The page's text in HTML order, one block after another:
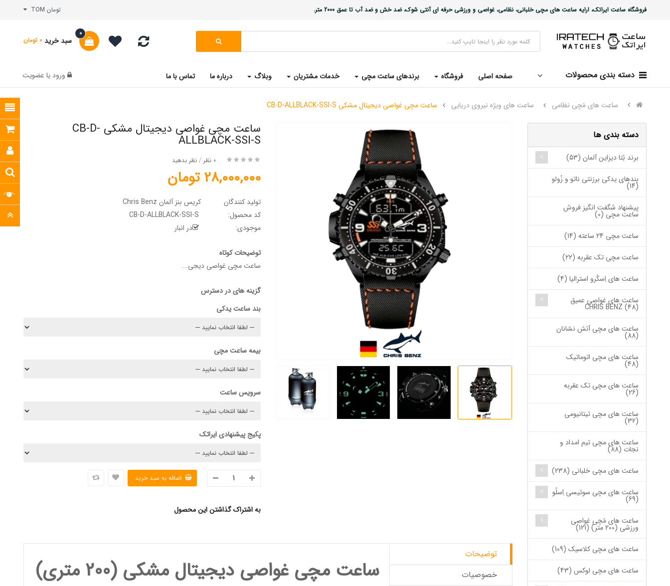
فروشگاه ساعت ایراتک، ارایه ساعت های مچی خلبانی، نظامی، غواصی و ورزشی حرفه ای آنتی شوک، ضد خش و ضد آب تا عمق 2000 متر. تومان TOM
سبد خرید
0
0 تومان
دسته بندی محصولات صفحه اصلی فروشگاه برندهای ساعت مچی خدمات مشتریان وبلاگ درباره ما تماس با ما ورود یا عضویت
ساعت های مُچی نظامی ساعت های ویژه نیروی دریایی ساعت مچی غواصی دیجیتال مشکی CB-D-ALLBLACK-SSI-S
دسته بندی ها
برند بُتا دیزاین آلمان (53)
بندهای یدکی برزنتی ناتو و زُولو
(14)
پیشنهاد شگفت انگیز فروش
ساعت مچی (0)
ساعت مچی 24 ساعته (14)
ساعت مچی تک عقربه (22)
ساعت های اِسکُرو استرالیا (4)
ساعت های غواصی عمیق
CHRIS BENZ (48)
ساعت های مچی آتش نشانان
(88)
ساعت های مچی اتوماتیک
(48)
ساعت های مچی تک عقربه
(26)
ساعت های مچی تیتانیومی
(32)
ساعت های مچی تیم امداد و
نجات (88)
ساعت های مچی خلبانی (238)
ساعت های مچی سوئیسی اِسلُو
(69)
ساعت های مُچی غواصی
ورزشی (200 متر) (121)
ساعت های مچی کلاسیک (109)
ساعت های مچی لوکس (43)
ساعت مچی غواصی دیجیتال مشکی CB-D-
ALLBLACK-SSI-S
0 نظر /نظر بدهید
28,000,000 تومان
تولید کنندگان
کریس بنز آلمان Chris Benz
کد محصول:
موجودی:
در انبار
توضیحات کوتاه
ساعت مچی غواصی دیجی...
گزینه های در دسترس
بند ساعت یدکی
بیمه ساعت مچی
سرویس ساعت
پکیج پیشنهادی ایراتک
به اشتراک گذاشتن این محصول
توضیحات
خصوصیات
ساعت مچی غواصی دیجیتال مشکی (200 متری)